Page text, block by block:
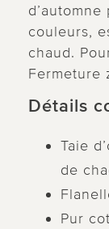
couleurs,
chaud.
Fermeture
Détails
Taie
de
Pur